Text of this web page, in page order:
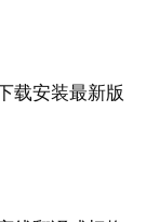
载安装最新版